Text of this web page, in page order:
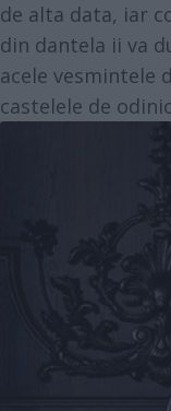
de alta data, iar
din dantela ii va
acele vesmintele
castelele de